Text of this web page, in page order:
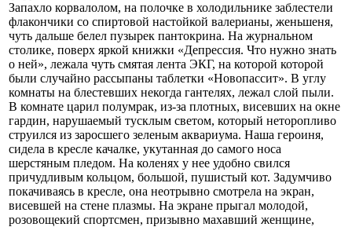
Запахло корвалолом, на полочке в холодильнике заблестели
флакончики со спиртовой настойкой валерианы, женьшеня,
чуть дальше белел пузырек пантокрина. На журнальном
столике, поверх яркой книжки «Депрессия. Что нужно знать
о ней», лежала чуть смятая лента ЭКГ, на которой которой
были случайно рассыпаны таблетки «Новопассит». В углу
комнаты на блестевших некогда гантелях, лежал слой пыли.
В комнате царил полумрак, из-за плотных, висевших на окне
гардин, нарушаемый тусклым светом, который неторопливо
струился из заросшего зеленым аквариума. Наша героиня,
сидела в кресле качалке, укутанная до самого носа
шерстяным пледом. На коленях у нее удобно свился
причудливым кольцом, большой, пушистый кот. Задумчиво
покачиваясь в кресле, она неотрывно смотрела на экран,
висевшей на стене плазмы. На экране прыгал молодой,
розовощекий спортсмен, призывно махавший женщине,